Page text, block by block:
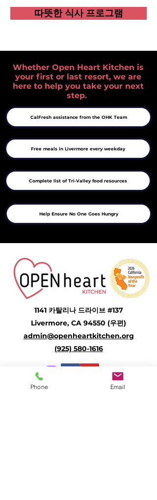
따뜻한 식사 프로그램
Whether Open Heart Kitchen is
your first or last resort, we are
here to help you take your next
step.
CalFresh assistance from the OHK Team
Free meals in Livermore every weekday
Complete list of Tri-Valley food resources
Help Ensure No One Goes Hungry
1141 카탈리나 드라이브 #137
Livermore, CA 94550 (우편)
admin@openheartkitchen.org
(925) 580-1616
Phone Email